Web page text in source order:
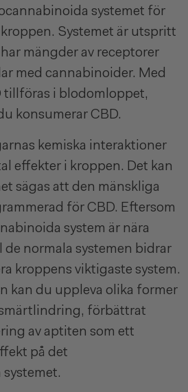
systemet för
Systemet är utspritt
mängder av receptorer
med cannabinoider. Med
tillföras i blodomloppet,
konsumerar CBD.
kemiska interaktioner
effekter i kroppen. Det kan
sägas att den mänskliga
för CBD. Eftersom
system är nära
normala systemen bidrar
kroppens viktigaste system.
kan du uppleva olika former
förbättrat
av aptiten som ett
på det